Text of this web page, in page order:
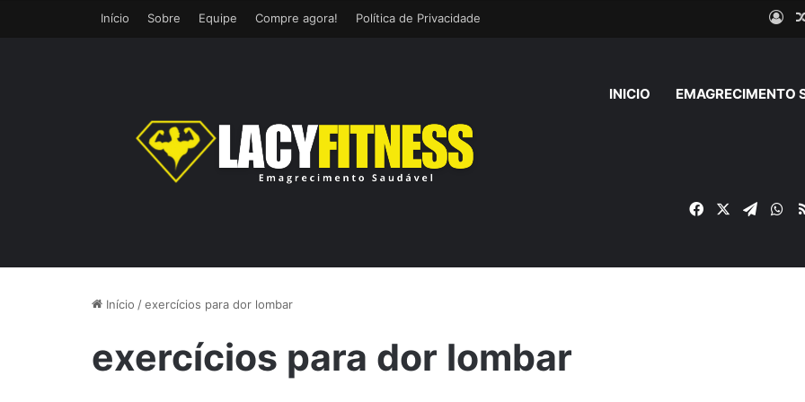
Início Sobre Equipe Compre agora! Política de Privacidade
INICIO EMAGRECIMENTO
Facebook
Início /exercícios para dor lombar
exercícios para dor lombar